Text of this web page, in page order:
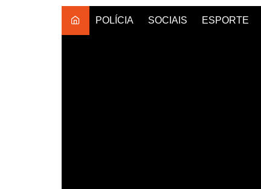
POLÍCIA SOCIAIS ESPORTE